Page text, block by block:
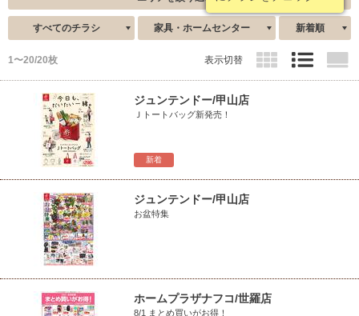
すべてのチラシ 家具・ホームセンター 新着順
1〜20/20枚 表示切替
新着
ジュンテンドー/甲山店
Ｊトートバッグ新発売！
ジュンテンドー/甲山店
お盆特集
ホームプラザナフコ/世羅店
8/1 まとめ買いがお得！